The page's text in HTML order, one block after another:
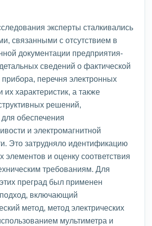
эксперты сталкивались
связанными с отсутствием в
документации предприятия-
сведений о фактической
перечня электронных
их характеристик, а также
решений,
обеспечения
и электромагнитной
Это затрудняло идентификацию
и оценку соответствия
требованиям. Для
преград был применен
включающий
метод, метод электрических
мультиметра и